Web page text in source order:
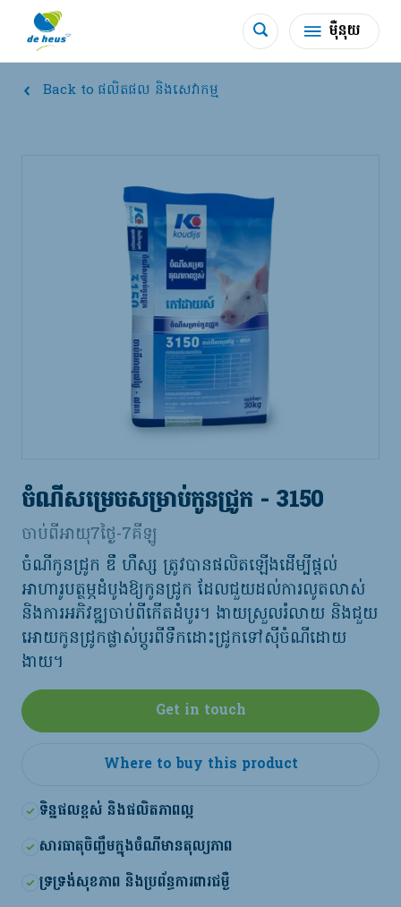
ម៉ឺនុយ
Back to ផលិតផល និងសេវាកម្ម
ចំណីសម្រេចសម្រាប់កូនជ្រូក - 3150
ចាប់ពីអាយុ7ថ្ងៃ-7គីឡូ
ចំណីកូនជ្រូក ឌឹ ហឺស្ស ត្រូវបានផលិតឡើងដើម្បីផ្តល់
អាហារូបត្ថម្ភដំបូងឱ្យកូនជ្រូក ដែលជួយដល់ការលូតលាស់
និងការអភិវឌ្ឍចាប់ពីកើតដំបូរ។ ងាយស្រួលរំលាយ និងជួយ
អោយកូនជ្រូកផ្លាស់ប្តូរពីទឹកដោះជ្រូកទៅស៊ីចំណីដោយ
ងាយ។
Get in touch
Where to buy this product
ទិន្នផលខ្ពស់ និងផលិតភាពល្អ
សារធាតុចិញ្ចឹមក្នុងចំណីមានតុល្យភាព
ទ្រទ្រង់សុខភាព និងប្រព័ន្ធការពារជម្ងឺ